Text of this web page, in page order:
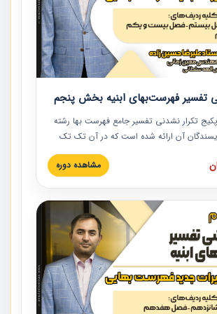
تفسیر فهرست‌بهای ابنیه بخش پنجم
پکیج تکرار نشدنی تفسیر جامع فهرست بها رشته
نویسندگان آن ارائه شده است که در آن تک تک
فهرست بها تفسیر و ارائه شده است. این
تصویری بوده و به همراه تصاویر عملیات
علیرضاحسین‌زاده مدیر پروژه مهندسی
فهرست بها رشته ابنیه ارائه شده و به تمام
در حوزه صنعت ساخت در حال فعالیت هستند حتما
مطالب این دوره استفاده نمایند.
مشاهده دوره